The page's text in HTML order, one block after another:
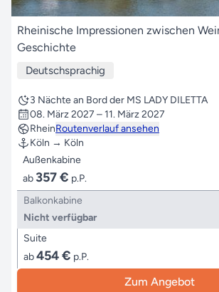
Rheinische Impressionen zwischen
Geschichte
Deutschsprachig
3 Nächte an Bord der MS LADY DILETTA
08. März 2027 – 11. März 2027
RheinRoutenverlauf ansehen
Köln → Köln
Außenkabine
ab 357 € p.P.
Balkonkabine
Nicht verfügbar
Suite
ab454 € p.P.
Zum Angebot